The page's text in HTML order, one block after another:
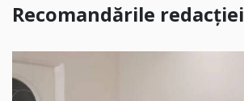
Recomandările redacției